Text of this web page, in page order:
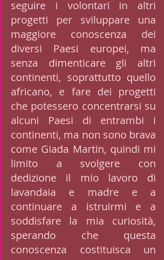
seguire i volontari in altri
progetti per sviluppare una
maggiore conoscenza dei
diversi Paesi europei, ma
senza dimenticare gli altri
continenti, soprattutto quello
africano, e fare dei progetti
che potessero concentrarsi su
alcuni Paesi di entrambi i
continenti, ma non sono brava
come Giada Martin, quindi mi
limito a svolgere con
dedizione il mio lavoro di
lavandaia e madre e a
continuare a istruirmi e a
soddisfare la mia curiosità,
sperando che questa
conoscenza costituisca un